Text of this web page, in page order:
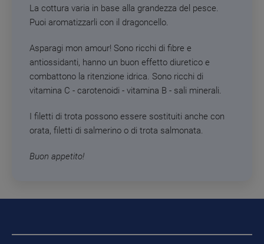
La cottura varia in base alla grandezza del pesce.
Puoi aromatizzarli con il dragoncello.
Asparagi mon amour! Sono ricchi di fibre e
antiossidanti, hanno un buon effetto diuretico e
combattono la ritenzione idrica. Sono ricchi di
vitamina C - carotenoidi - vitamina B - sali minerali.
I filetti di trota possono essere sostituiti anche con
orata, filetti di salmerino o di trota salmonata.
Buon appetito!